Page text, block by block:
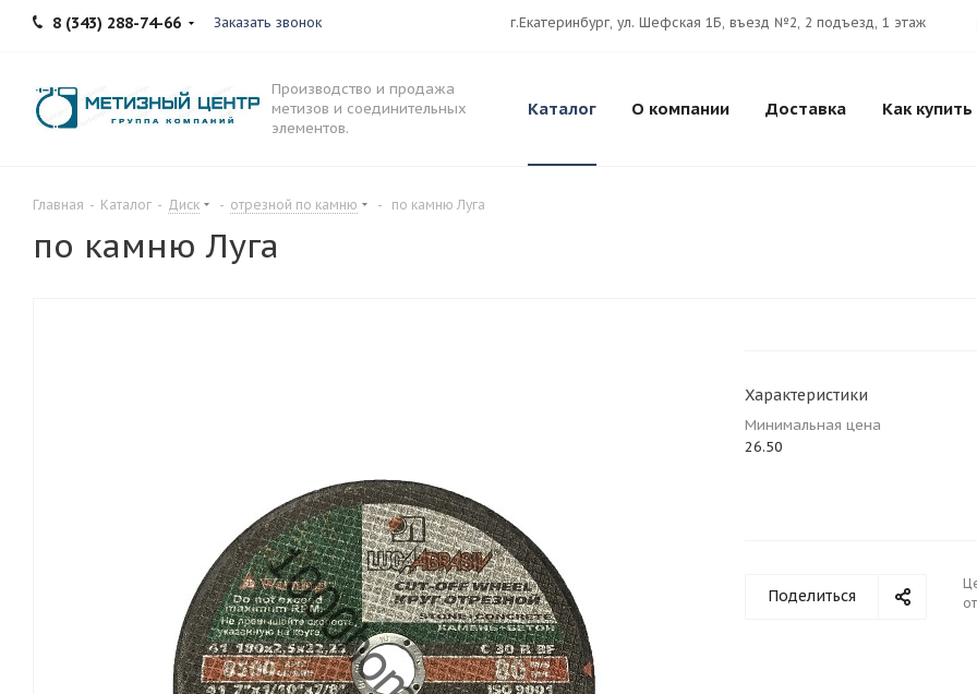
8 (343) 288-74-66 Заказать звонок г.Екатеринбург, ул. Шефская 1Б, въезд №2, 2 подъезд, 1 этаж
Производство и продажа
метизов и соединительных
элементов.
Каталог О компании Доставка Как купить
Главная - Каталог - Диск - отрезной по камню - по камню Луга
по камню Луга
Характеристики
Минимальная цена
26.50
Поделиться